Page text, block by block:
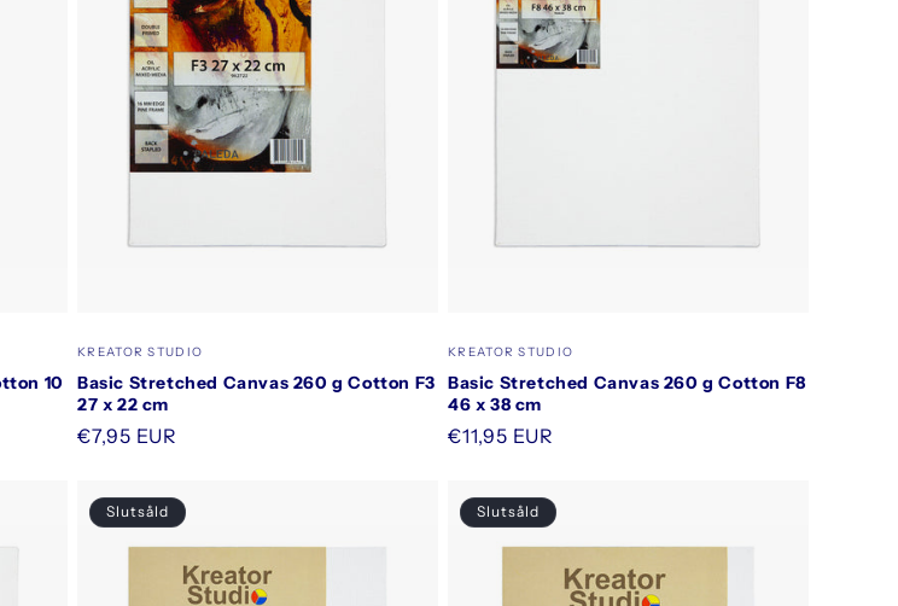
10
Säljare:
KREATOR STUDIO
Basic Stretched Canvas 260 g Cotton F3
27 x 22 cm
Ordinarie
€7,95 EUR
Säljare:
KREATOR STUDIO
Basic Stretched Canvas 260 g Cotton F8
46 x 38 cm
Ordinarie
€11,95 EUR
Slutsåld Slutsåld